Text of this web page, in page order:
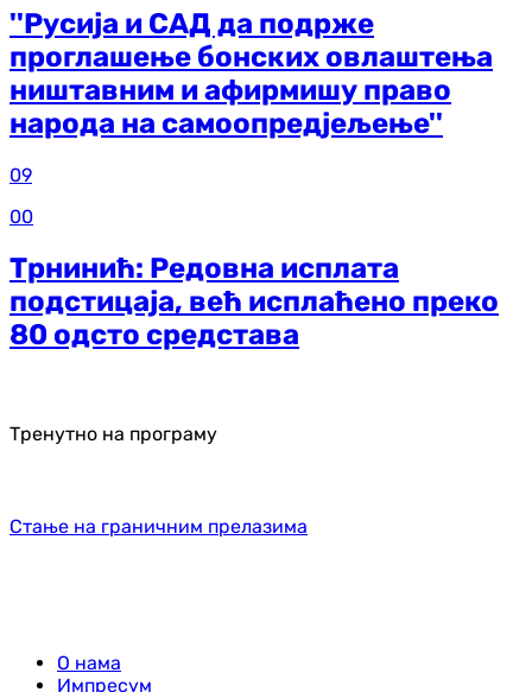
''Русија и САД да подрже
проглашење бонских овлаштења
ништавним и афирмишу право
народа на самоопредјељење''
09
00
Трнинић: Редовна исплата
подстицаја, већ исплаћено преко
80 одсто средстава
Тренутно на програму
Стање на граничним прелазима
О нама
Импресум